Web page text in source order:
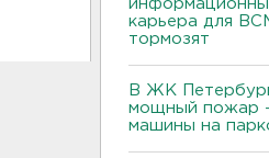
карьера для
тормозят
В ЖК
мощный пожар
машины на